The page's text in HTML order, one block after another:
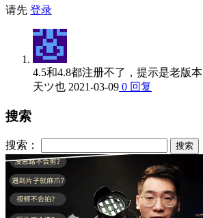
请先 登录
4.5和4.8都注册不了，提示是老版本
天ツ也 2021-03-09 0 回复
搜索
搜索：